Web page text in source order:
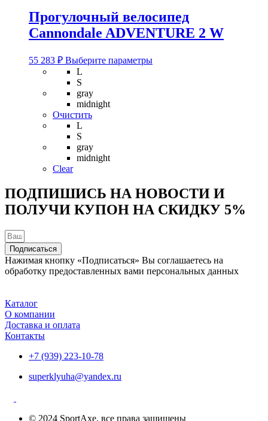
Прогулочный велосипед
Cannondale ADVENTURE 2 W
55 283 ₽ Выберите параметрыЭтот
L
S
gray
midnight
Очистить
L
S
gray
midnight
Clear
ПОДПИШИСЬ НА НОВОСТИ И
ПОЛУЧИ КУПОН НА СКИДКУ 5%
Подписаться
Нажимая кнопку «Подписаться» Вы соглашаетесь на
обработку предоставленных вами персональных данных
Каталог
О компании
Доставка и оплата
Контакты
+7 (939) 223-10-78
superklyuha@yandex.ru
© 2024 SportAxe, все права защищены